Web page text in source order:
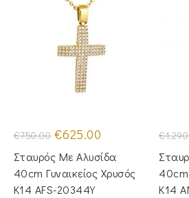
€750.00 Original
price
was:
€750.00.
€625.00
τιμή
είναι:
€625.00.
Σταυρός Με Αλυσίδα
40cm Γυναικείος Χρυσός
Κ14 AFS-20344Y
€
40cm
Κ14